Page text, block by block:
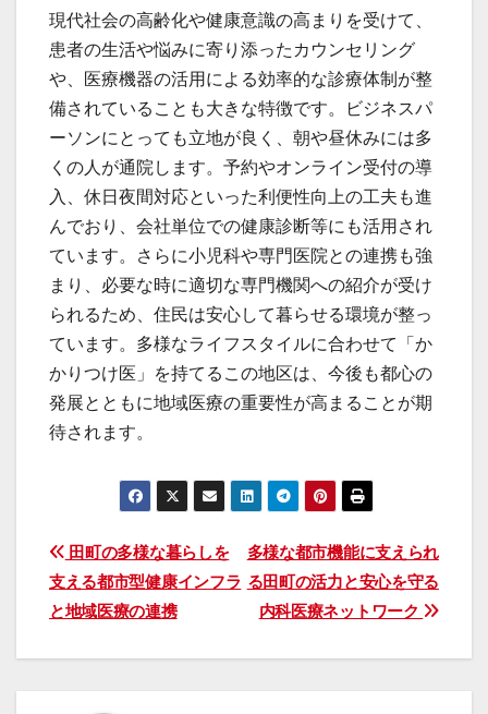
現代社会の高齢化や健康意識の高まりを受けて、
患者の生活や悩みに寄り添ったカウンセリング
や、医療機器の活用による効率的な診療体制が整
備されていることも大きな特徴です。ビジネスパ
ーソンにとっても立地が良く、朝や昼休みには多
くの人が通院します。予約やオンライン受付の導
入、休日夜間対応といった利便性向上の工夫も進
んでおり、会社単位での健康診断等にも活用され
ています。さらに小児科や専門医院との連携も強
まり、必要な時に適切な専門機関への紹介が受け
られるため、住民は安心して暮らせる環境が整っ
ています。多様なライフスタイルに合わせて「か
かりつけ医」を持てるこの地区は、今後も都心の
発展とともに地域医療の重要性が高まることが期
待されます。
投
稿
ナ
多様な都市機能に支えられ
る田町の活力と安心を守る
内科医療ネットワーク
田町の多様な暮らしを
支える都市型健康インフラ
と地域医療の連携